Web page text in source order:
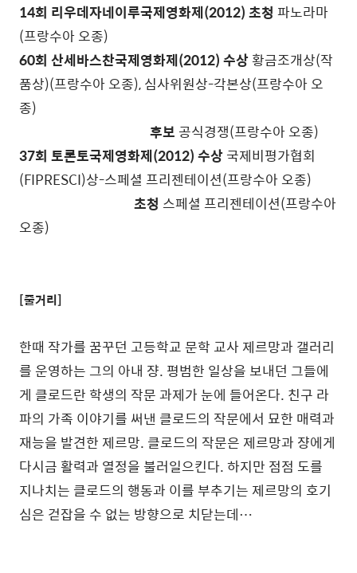
14회 리우데자네이루국제영화제(2012) 초청 파노라마
(프랑수아 오종)
60회 산세바스찬국제영화제(2012) 수상황금조개상(작
품상)(프랑수아 오종), 심사위원상-각본상(프랑수아 오
종)
후보 공식경쟁(프랑수아 오종)
37회 토론토국제영화제(2012) 수상국제비평가협회
(FIPRESCI)상-스페셜 프리젠테이션(프랑수아 오종)
초청 스페셜 프리젠테이션(프랑수아
오종)
[줄거리]
한때 작가를 꿈꾸던 고등학교 문학 교사 제르망과 갤러리
를 운영하는 그의 아내 쟝. 평범한 일상을 보내던 그들에
게 클로드란 학생의 작문 과제가 눈에 들어온다. 친구 라
파의 가족 이야기를 써낸 클로드의 작문에서 묘한 매력과
재능을 발견한 제르망. 클로드의 작문은 제르망과 쟝에게
다시금 활력과 열정을 불러일으킨다. 하지만 점점 도를
지나치는 클로드의 행동과 이를 부추기는 제르망의 호기
심은 걷잡을 수 없는 방향으로 치닫는데…